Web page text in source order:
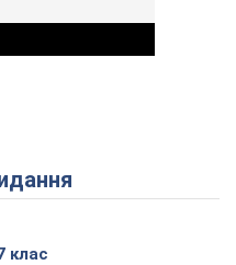
Video
клас